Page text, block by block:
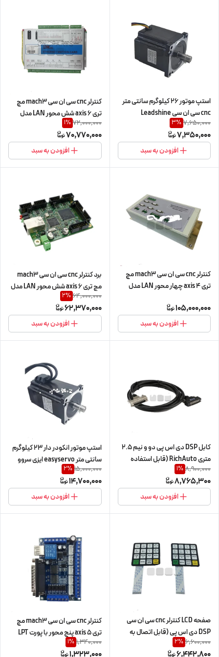
استپ موتور 26 کیلوگرم سانتی متر
cnc سی ان سی Leadshine
(اورجینال وارداتی)
7,650,000
3%
7,350,000
افزودن به سبد
کنترلر cnc سی ان سی mach3 مچ
تری 6 axis شش محور LAN مدل
MK6-ET
72,000,000
1%
70,770,000
افزودن به سبد
کنترلر cnc سی ان سی mach3 مچ
تری 4 axis چهار محور LAN مدل
105,000,000
افزودن به سبد
برد کنترلر cnc سی ان سی mach3
مچ تری 6 axis شش محور LAN مدل
LAN-ESS
64,000,000
2%
62,370,000
افزودن به سبد
کابل DSP دی اس پی دو و نیم 2.5
متری RichAuto (قابل استفاده
B11,B18)
8,900,000
1%
8,765,300
افزودن به سبد
استپ موتور انکودر دار 23 کیلوگرم
سانتی متر easyservo ایزی سروو
Leadshine لیدشاین
M22323 دو فاز 2ph (اورجینال
وارداتی)
15,000,000
2%
14,700,000
افزودن به سبد
صفحه LCD کنترلر cnc سی ان سی
DSP دی اس پی (قابل اتصال به
6,600,000
2%
6,442,800
کنترلر cnc سی ان سی mach3 مچ
تری 5 axis پنج محور با پورت LPT
(پرینتر)
1,340,000
1%
1,323,000